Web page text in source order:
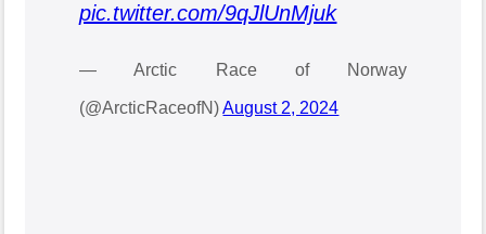
pic.twitter.com/9qJlUnMjuk
— Arctic Race of Norway
(@ArcticRaceofN)August 2, 2024